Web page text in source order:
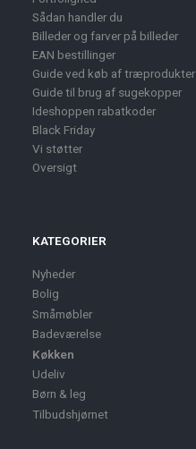
Sådan handler du
Billeder og farver på billeder
EAN bestillinger
Guide ved køb af træprodukter
Guide til brug af sugekopper
Ideshoppen rabatkoder
Black Friday
Vi støtter
Oversigt
KATEGORIER
Nyheder
Bolig
Småmøbler
Badeværelse
Køkken
Udeliv
Børn & leg
Tilbudshjørnet